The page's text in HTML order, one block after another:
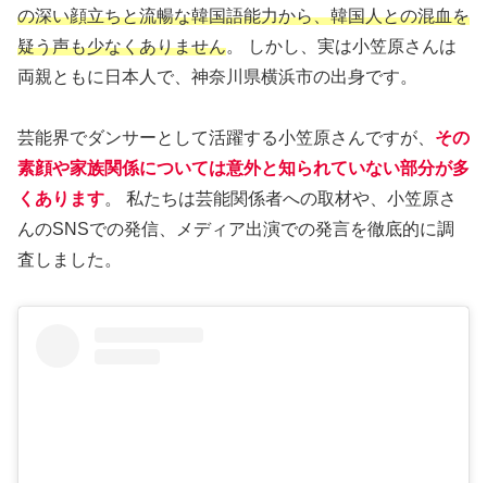
の深い顔立ちと流暢な韓国語能力から、韓国人との混血を
疑う声も少なくありません。 しかし、実は小笠原さんは
両親ともに日本人で、神奈川県横浜市の出身です。
芸能界でダンサーとして活躍する小笠原さんですが、 その
素顔や家族関係については意外と知られていない部分が多
くあります。 私たちは芸能関係者への取材や、小笠原さ
んのSNSでの発信、メディア出演での発言を徹底的に調
査しました。